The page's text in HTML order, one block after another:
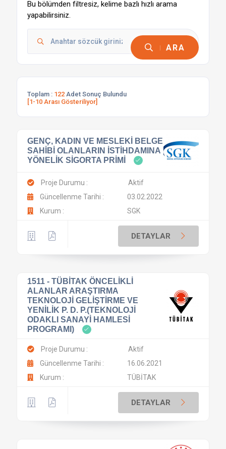
Bu bölümden filtresiz, kelime bazlı hızlı arama
yapabilirsiniz.
ARA
Toplam : 122Adet Sonuç Bulundu
[1-10 Arası Gösteriliyor]
GENÇ, KADIN VE MESLEKİ BELGE
SAHİBİ OLANLARIN İSTİHDAMINA
YÖNELİK SİGORTA PRİMİ
Proje Durumu :
Aktif
Güncellenme Tarihi :
03.02.2022
Kurum :
SGK
DETAYLAR
1511 - TÜBİTAK ÖNCELİKLİ
ALANLAR ARAŞTIRMA
TEKNOLOJİ GELİŞTİRME VE
YENİLİK P. D. P.(TEKNOLOJİ
ODAKLI SANAYİ HAMLESİ
PROGRAMI)
Proje Durumu :
Aktif
Güncellenme Tarihi :
16.06.2021
Kurum :
TÜBİTAK
DETAYLAR